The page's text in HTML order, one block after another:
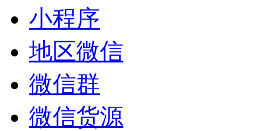
小程序
地区微信
微信群
微信货源